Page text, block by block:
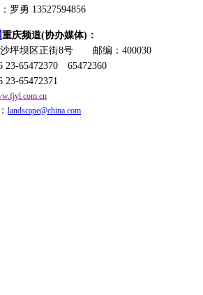
罗勇 13527594856
重庆频道(协办媒体)：
沙坪坝区正街8号 邮编：400030
23-65472370 65472360
23-65472371
landscape@china.com